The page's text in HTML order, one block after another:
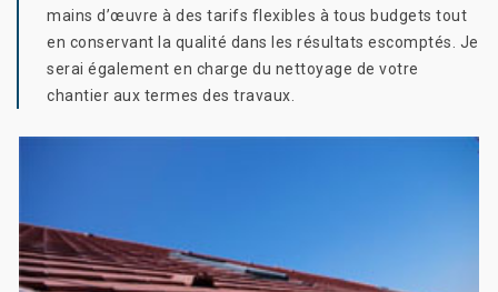
mains d’œuvre à des tarifs flexibles à tous budgets tout
en conservant la qualité dans les résultats escomptés. Je
serai également en charge du nettoyage de votre
chantier aux termes des travaux.